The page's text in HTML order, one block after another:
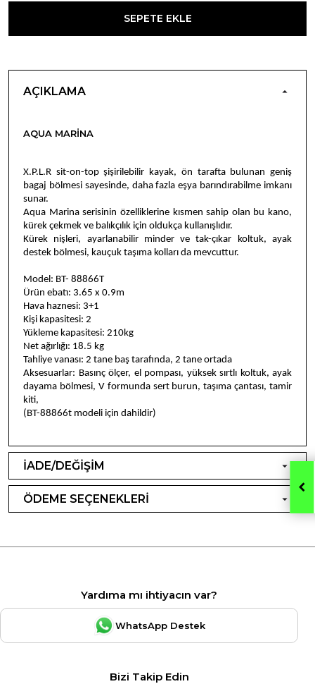
SEPETE EKLE
AÇIKLAMA
AQUA MARINA
X.P.L.R sit-on-top şişirilebilir kayak, ön tarafta bulunan geniş
bagaj bölmesi sayesinde, daha fazla eşya barındırabilme imkanı
sunar.
Aqua Marina serisinin özelliklerine kısmen sahip olan bu kano,
kürek çekmek ve balıkçılık için oldukça kullanışlıdır.
Kürek nişleri, ayarlanabilir minder ve tak-çıkar koltuk, ayak
destek bölmesi, kauçuk taşıma kolları da mevcuttur.
Model: BT- 88866T
Ürün ebatı: 3.65 x 0.9m
Hava haznesi: 3+1
Kişi kapasitesi: 2
Yükleme kapasitesi: 210kg
Net ağırlığı: 18.5 kg
Tahliye vanası: 2 tane baş tarafında, 2 tane ortada
Aksesuarlar: Basınç ölçer, el pompası, yüksek sırtlı koltuk, ayak
dayama bölmesi, V formunda sert burun, taşıma çantası, tamir
kiti,
(BT-88866t modeli için dahildir)
İADE/DEĞİŞİM
ÖDEME SEÇENEKLERİ
Yardıma mı ihtiyacın var?
WhatsApp Destek
Bizi Takip Edin